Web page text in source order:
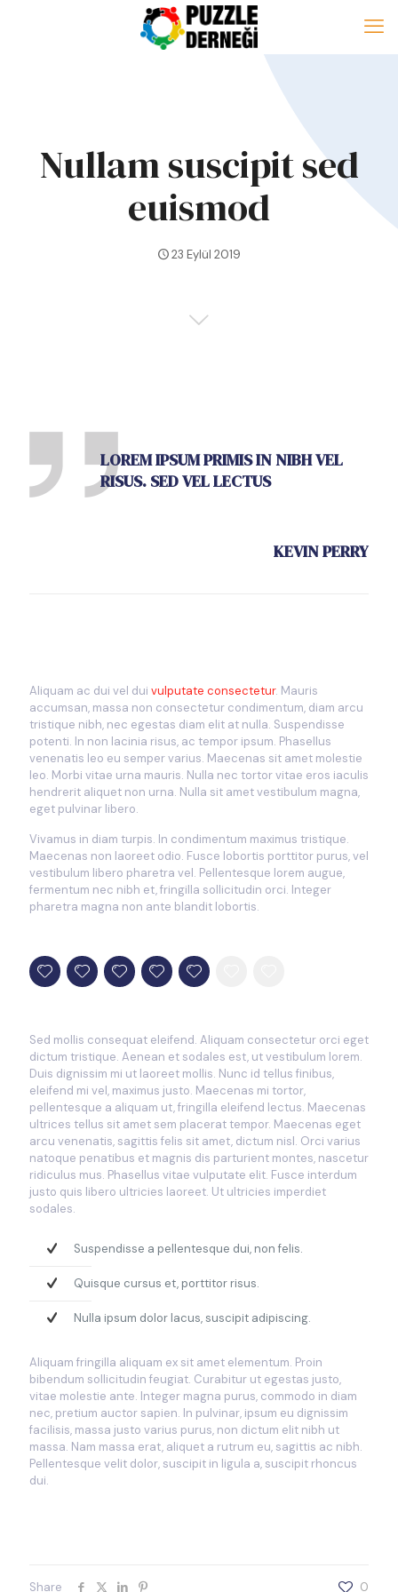
Nullam suscipit sed
euismod
23 Eylül 2019
LOREM IPSUM PRIMIS IN NIBH VEL
RISUS. SED VEL LECTUS
KEVIN PERRY
Aliquam ac dui vel dui vulputate consectetur. Mauris
accumsan, massa non consectetur condimentum, diam arcu
tristique nibh, nec egestas diam elit at nulla. Suspendisse
potenti. In non lacinia risus, ac tempor ipsum. Phasellus
venenatis leo eu semper varius. Maecenas sit amet molestie
leo. Morbi vitae urna mauris. Nulla nec tortor vitae eros iaculis
hendrerit aliquet non urna. Nulla sit amet vestibulum magna,
eget pulvinar libero.
Vivamus in diam turpis. In condimentum maximus tristique.
Maecenas non laoreet odio. Fusce lobortis porttitor purus, vel
vestibulum libero pharetra vel. Pellentesque lorem augue,
fermentum nec nibh et, fringilla sollicitudin orci. Integer
pharetra magna non ante blandit lobortis.
Sed mollis consequat eleifend. Aliquam consectetur orci eget
dictum tristique. Aenean et sodales est, ut vestibulum lorem.
Duis dignissim mi ut laoreet mollis. Nunc id tellus finibus,
eleifend mi vel, maximus justo. Maecenas mi tortor,
pellentesque a aliquam ut, fringilla eleifend lectus. Maecenas
ultrices tellus sit amet sem placerat tempor. Maecenas eget
arcu venenatis, sagittis felis sit amet, dictum nisl. Orci varius
natoque penatibus et magnis dis parturient montes, nascetur
ridiculus mus. Phasellus vitae vulputate elit. Fusce interdum
justo quis libero ultricies laoreet. Ut ultricies imperdiet
sodales.
Suspendisse a pellentesque dui, non felis.
Quisque cursus et, porttitor risus.
Nulla ipsum dolor lacus, suscipit adipiscing.
Aliquam fringilla aliquam ex sit amet elementum. Proin
bibendum sollicitudin feugiat. Curabitur ut egestas justo,
vitae molestie ante. Integer magna purus, commodo in diam
nec, pretium auctor sapien. In pulvinar, ipsum eu dignissim
facilisis, massa justo varius purus, non dictum elit nibh ut
massa. Nam massa erat, aliquet a rutrum eu, sagittis ac nibh.
Pellentesque velit dolor, suscipit in ligula a, suscipit rhoncus
dui.
Share 0